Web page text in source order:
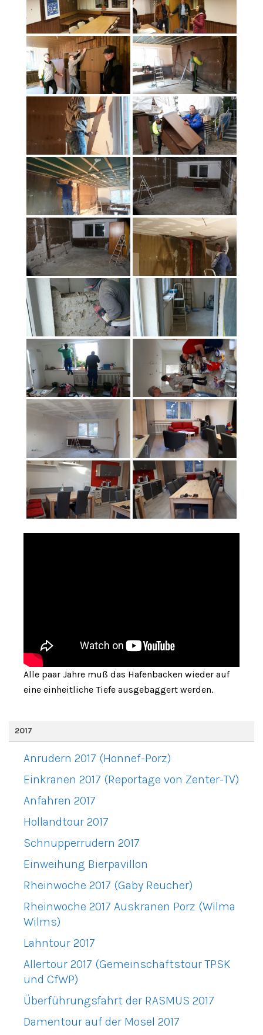
Alle paar Jahre muß das Hafenbacken wieder auf
eine einheitliche Tiefe ausgebaggert werden.
2017
Anrudern 2017 (Honnef-Porz)
Einkranen 2017 (Reportage von Zenter-TV)
Anfahren 2017
Hollandtour 2017
Schnupperrudern 2017
Einweihung Bierpavillon
Rheinwoche 2017 (Gaby Reucher)
Rheinwoche 2017 Auskranen Porz (Wilma
Wilms)
Lahntour 2017
Allertour 2017 (Gemeinschaftstour TPSK
und CfWP)
Überführungsfahrt der RASMUS 2017
Damentour auf der Mosel 2017